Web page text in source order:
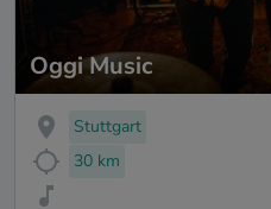
Oggi Music
Stuttgart
30 km